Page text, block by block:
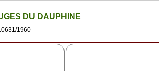
DU DAUPHINE
1960